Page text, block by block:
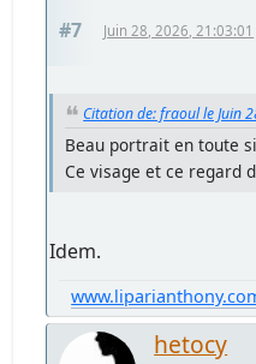
#7 Juin 28, 2026, 21:03:01
Citation de: fraoul le Juin
Beau portrait en toute
Ce visage et ce regard
Idem.
hetocy